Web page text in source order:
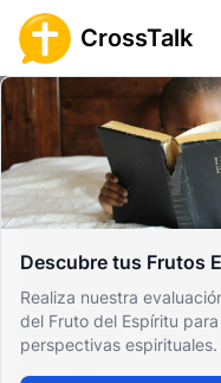
CrossTalk
Descubre tus Frutos
Realiza nuestra
del Fruto del Espíritu
perspectivas espirituales.
Inicio Archivo
Inicio
Archivo de
Nuestro
Contenido
Preguntas